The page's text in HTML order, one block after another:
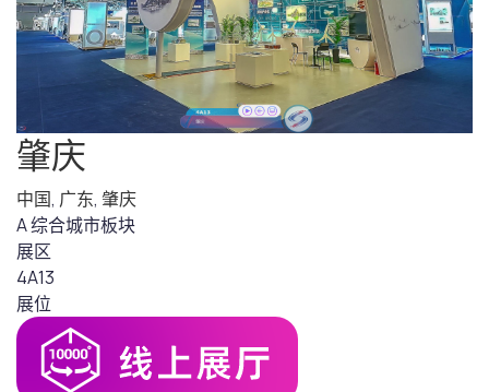
肇庆
中国, 广东, 肇庆
A 综合城市板块
展区
4A13
展位